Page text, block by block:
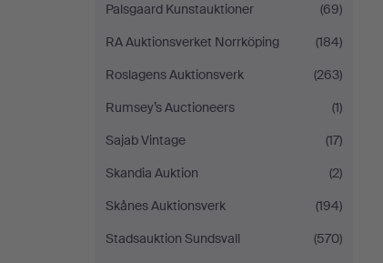
Palsgaard Kunstauktioner
(69)
RA Auktionsverket Norrköping
(184)
Roslagens Auktionsverk
(263)
Rumsey’s Auctioneers
(1)
Sajab Vintage
(17)
Skandia Auktion
(2)
Skånes Auktionsverk
(194)
Stadsauktion Sundsvall
(570)